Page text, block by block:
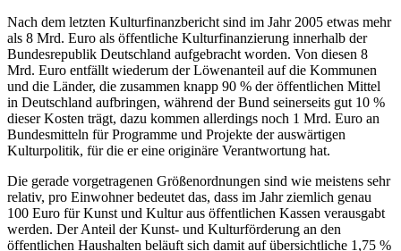
Nach dem letzten Kulturfinanzbericht sind im Jahr 2005 etwas mehr
als 8 Mrd. Euro als öffentliche Kulturfinanzierung innerhalb der
Bundesrepublik Deutschland aufgebracht worden. Von diesen 8
Mrd. Euro entfällt wiederum der Löwenanteil auf die Kommunen
und die Länder, die zusammen knapp 90 % der öffentlichen Mittel
in Deutschland aufbringen, während der Bund seinerseits gut 10 %
dieser Kosten trägt, dazu kommen allerdings noch 1 Mrd. Euro an
Bundesmitteln für Programme und Projekte der auswärtigen
Kulturpolitik, für die er eine originäre Verantwortung hat.
Die gerade vorgetragenen Größenordnungen sind wie meistens sehr
relativ, pro Einwohner bedeutet das, dass im Jahr ziemlich genau
100 Euro für Kunst und Kultur aus öffentlichen Kassen verausgabt
werden. Der Anteil der Kunst- und Kulturförderung an den
öffentlichen Haushalten beläuft sich damit auf übersichtliche 1,75 %